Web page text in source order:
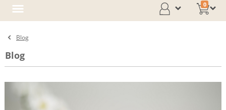
0
Blog
Blog